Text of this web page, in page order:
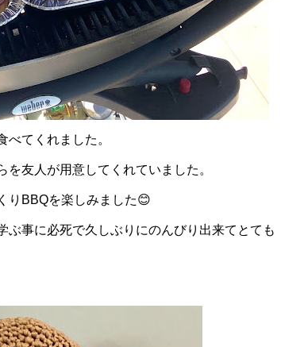
てくれました。
友人が用意してくれていました。
りBBQを楽しみました😊
事に必死で久しぶりにのんびり出来てとても